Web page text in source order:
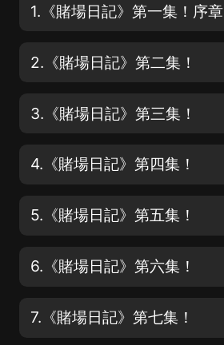
1.《賭場日記》第一集！序章
2.《賭場日記》第二集！
3.《賭場日記》第三集！
4.《賭場日記》第四集！
5.《賭場日記》第五集！
6.《賭場日記》第六集！
7.《賭場日記》第七集！